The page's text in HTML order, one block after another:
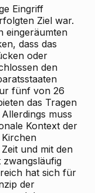
Eingriff
Ziel war.
eingeräumten
dass das
oder
den
fünf von 26
das Tragen
muss
Kontext der
Kirchen
und mit den
zwangsläufig
hat sich für
der